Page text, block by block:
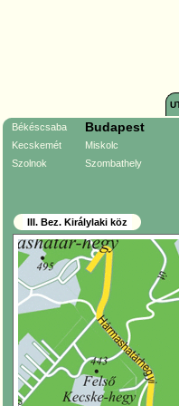
Békéscsaba Budapest
Kecskemét
Miskolc
Szolnok
Szombathely
III. Bez. Királylaki köz